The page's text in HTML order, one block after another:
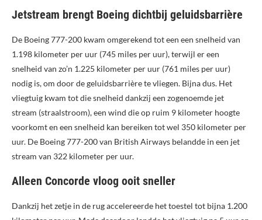
Jetstream brengt Boeing dichtbij geluidsbarrière
De Boeing 777-200 kwam omgerekend tot een een snelheid van
1.198 kilometer per uur (745 miles per uur), terwijl er een
snelheid van zo’n 1.225 kilometer per uur (761 miles per uur)
nodig is, om door de geluidsbarrière te vliegen. Bijna dus. Het
vliegtuig kwam tot die snelheid dankzij een zogenoemde jet
stream (straalstroom), een wind die op ruim 9 kilometer hoogte
voorkomt en een snelheid kan bereiken tot wel 350 kilometer per
uur. De Boeing 777-200 van British Airways belandde in een jet
stream van 322 kilometer per uur.
Alleen Concorde vloog ooit sneller
Dankzij het zetje in de rug accelereerde het toestel tot bijna 1.200